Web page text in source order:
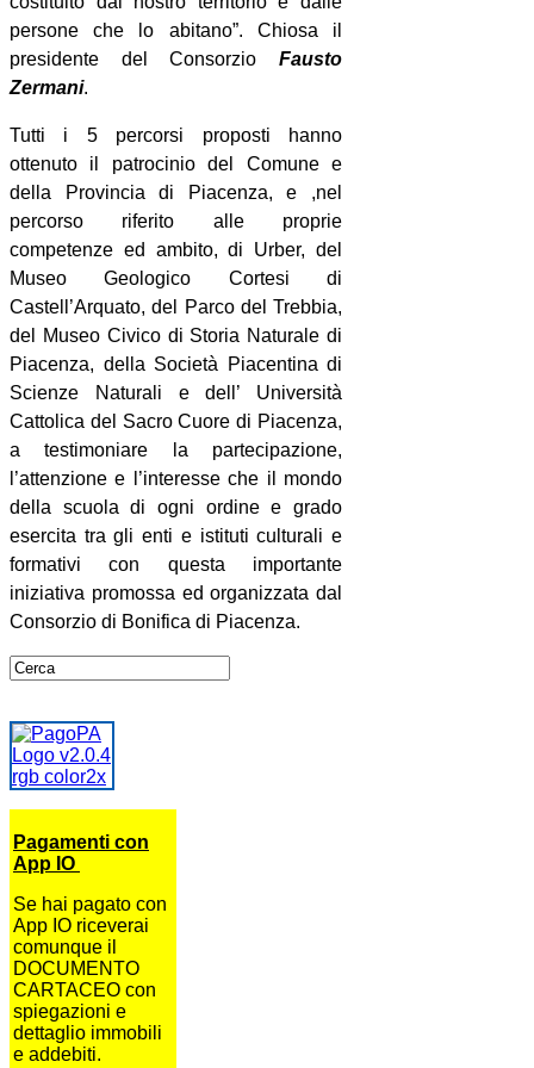
persone che lo abitano”. Chiosa il
presidente del ConsorzioFausto
Zermani.
Tutti i 5 percorsi proposti hanno
ottenuto il patrocinio del Comune e
della Provincia di Piacenza, e ,nel
percorso riferito alle proprie
competenze ed ambito, di Urber, del
Museo Geologico Cortesi di
Castell’Arquato, del Parco del Trebbia,
del Museo Civico di Storia Naturale di
Piacenza, della Società Piacentina di
Scienze Naturali e dell’ Università
Cattolica del Sacro Cuore di Piacenza,
a testimoniare la partecipazione,
l’attenzione e l’interesse che il mondo
della scuola di ogni ordine e grado
esercita tra gli enti e istituti culturali e
formativi con questa importante
iniziativa promossa ed organizzata dal
Consorzio di Bonifica di Piacenza.
Pagamenti con
App IO
Se hai pagato con
App IO riceverai
comunque il
DOCUMENTO
CARTACEO con
spiegazioni e
dettaglio immobili
e addebiti.